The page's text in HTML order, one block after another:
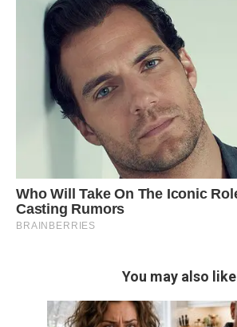
You may also like